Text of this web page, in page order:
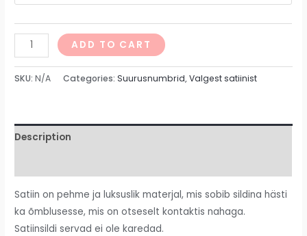
ADD TO CART
SKU:N/A Categories:Suurusnumbrid,Valgest satiinist
Description
Satiin on pehme ja luksuslik materjal, mis sobib sildina hästi
ka õmblusesse, mis on otseselt kontaktis nahaga.
Satiinsildi servad ei ole karedad.